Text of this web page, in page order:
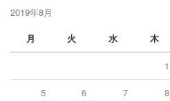
2019年8月
月
火 水 木
1
5 6 7 8